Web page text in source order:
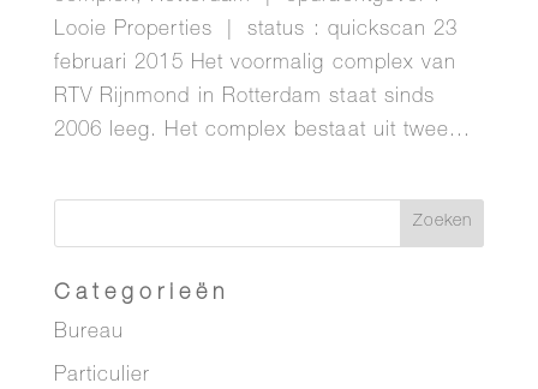
Looie Properties | status : quickscan 23
februari 2015 Het voormalig complex van
RTV Rijnmond in Rotterdam staat sinds
2006 leeg. Het complex bestaat uit twee...
Categorieën
Bureau
Particulier